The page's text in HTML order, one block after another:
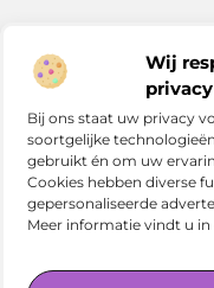
Wij
privacy
Bij ons staat uw privacy
soortgelijke
gebruikt én om uw
Cookies hebben diverse
gepersonaliseerde
Meer informatie vindt u in
Onze